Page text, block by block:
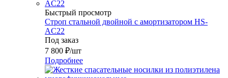
Быстрый просмотр
Строп стальной двойной с амортизатором HS-
AC22
Под заказ
7 800 ₽/шт
Подробнее